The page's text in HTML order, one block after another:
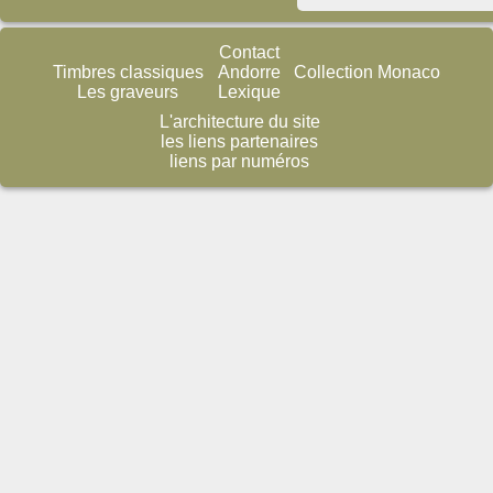
Timbres classiques
Les graveurs
Contact
Andorre
Lexique
Collection Monaco
L'architecture du site
les liens partenaires
liens par numéros